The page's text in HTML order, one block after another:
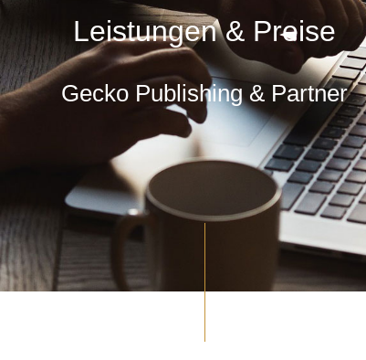
Leistungen & Preise
Gecko Publishing & Partner